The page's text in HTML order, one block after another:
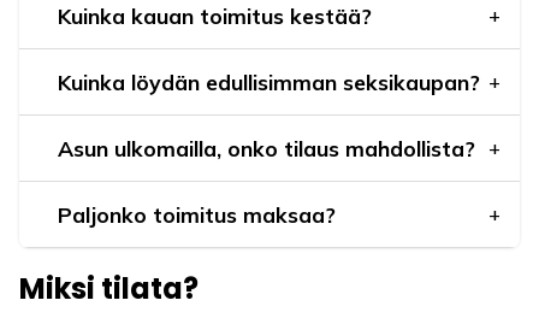
Kuinka kauan toimitus kestää?
Kuinka löydän edullisimman seksikaupan?
Asun ulkomailla, onko tilaus mahdollista?
Paljonko toimitus maksaa?
Miksi tilata?